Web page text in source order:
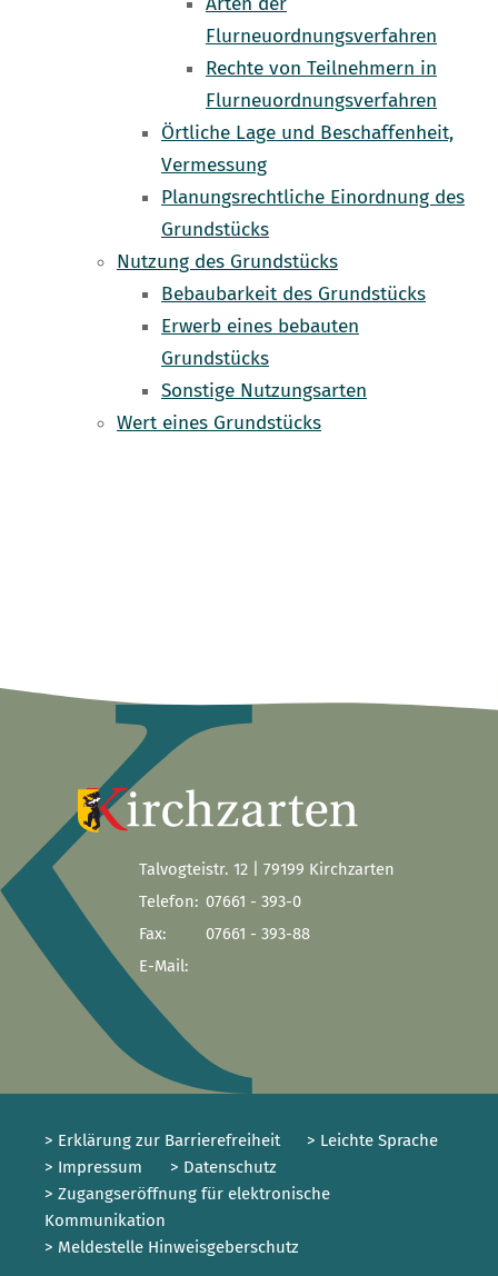
Flurneuordnungsverfahren
Rechte von Teilnehmern in
Flurneuordnungsverfahren
Örtliche Lage und Beschaffenheit,
Vermessung
Planungsrechtliche Einordnung des
Grundstücks
Nutzung des Grundstücks
Bebaubarkeit des Grundstücks
Erwerb eines bebauten
Grundstücks
Sonstige Nutzungsarten
Wert eines Grundstücks
Talvogteistr. 12 | 79199 Kirchzarten
Telefon: 07661 - 393-0
Fax:
07661 - 393-88
E-Mail:
> Erklärung zur Barrierefreiheit
> Leichte Sprache
> Impressum
> Datenschutz
> Zugangseröffnung für elektronische
Kommunikation
> Meldestelle Hinweisgeberschutz